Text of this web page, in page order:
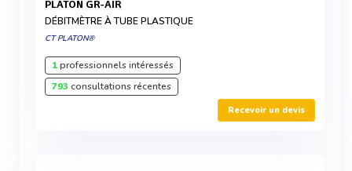
PLATON GR-AIR
DÉBITMÈTRE À TUBE PLASTIQUE
CT PLATON®
1professionnels intéressés
793 consultations récentes
Recevoir un devis